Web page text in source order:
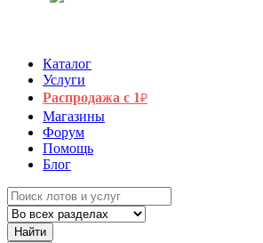
Каталог
Услуги
Распродажа с 1₽
Магазины
Форум
Помощь
Блог
Найти